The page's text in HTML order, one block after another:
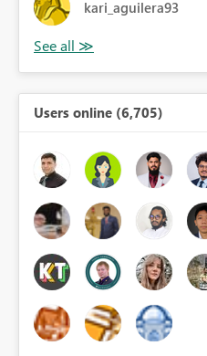
kari_aguilera93
Users online (6,705)